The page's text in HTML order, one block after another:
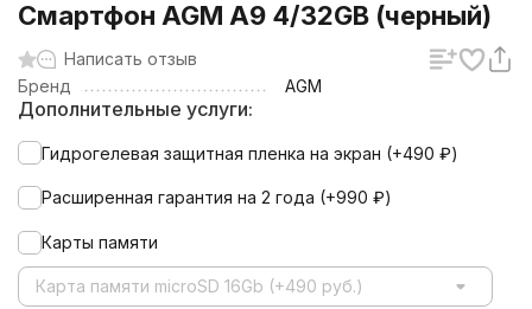
Смартфон AGM A9 4/32GB (черный)
Написать отзыв
Бренд
AGM
Дополнительные услуги:
Гидрогелевая защитная пленка на экран (+490 ₽)
Расширенная гарантия на 2 года (+990 ₽)
Карты памяти
Карта памяти microSD 16Gb (+490 руб.)